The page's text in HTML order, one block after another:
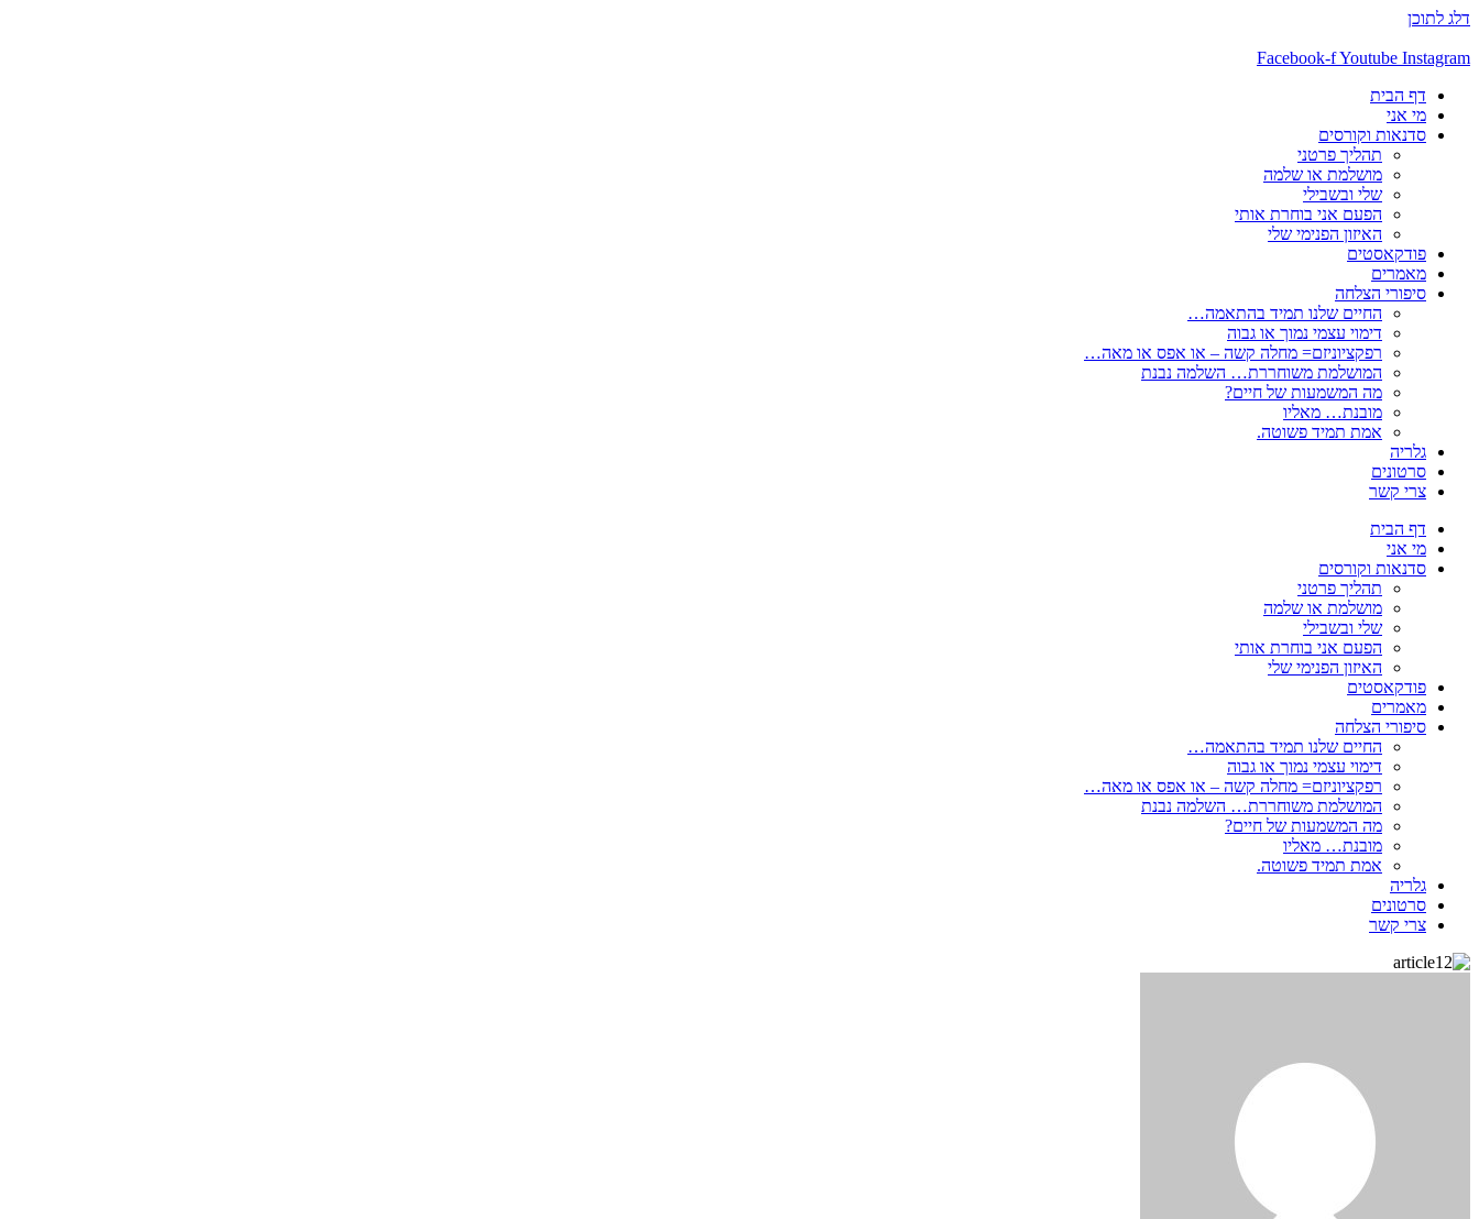
דלג לתוכן
Facebook-fYoutube Instagram
דף הבית
מי אני
סדנאות וקורסים
תהליך פרטני
מושלמת או שלמה
שלי ובשבילי
הפעם אני בוחרת אותי
האיזון הפנימי שלי
פודקאסטים
מאמרים
סיפורי הצלחה
החיים שלנו תמיד בהתאמה…
דימוי עצמי נמוך או גבוה
רפקציוניזם= מחלה קשה – או אפס או מאה…
המושלמת משוחררת… השלמה נבנת
מה המשמעות של חיים?
מובנת… מאליו
אמת תמיד פשוטה.
גלריה
סרטונים
צרי קשר
דף הבית
מי אני
סדנאות וקורסים
תהליך פרטני
מושלמת או שלמה
שלי ובשבילי
הפעם אני בוחרת אותי
האיזון הפנימי שלי
פודקאסטים
מאמרים
סיפורי הצלחה
החיים שלנו תמיד בהתאמה…
דימוי עצמי נמוך או גבוה
רפקציוניזם= מחלה קשה – או אפס או מאה…
המושלמת משוחררת… השלמה נבנת
מה המשמעות של חיים?
מובנת… מאליו
אמת תמיד פשוטה.
גלריה
סרטונים
צרי קשר